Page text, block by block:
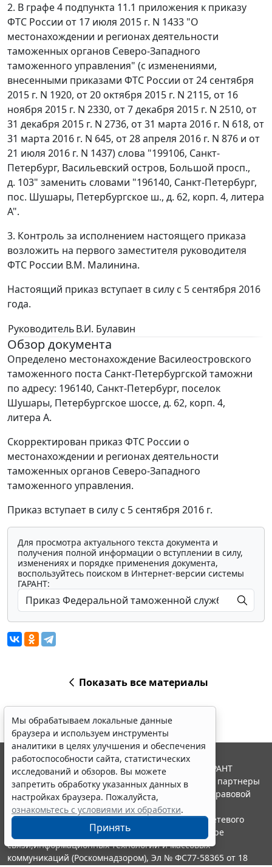
2. В графе 4 подпункта 11.1 приложения к приказу
ФТС России от 17 июля 2015 г. N 1433 "О
местонахождении и регионах деятельности
таможенных органов Северо-Западного
таможенного управления" (с изменениями,
внесенными приказами ФТС России от 24 сентября
2015 г. N 1920, от 20 октября 2015 г. N 2115, от 16
ноября 2015 г. N 2330, от 7 декабря 2015 г. N 2510, от
31 декабря 2015 г. N 2736, от 31 марта 2016 г. N 618, от
31 марта 2016 г. N 645, от 28 апреля 2016 г. N 876 и от
21 июля 2016 г. N 1437) слова "199106, Санкт-
Петербург, Васильевский остров, Большой просп.,
д. 103" заменить словами "196140, Санкт-Петербург,
пос. Шушары, Петербургское ш., д. 62, корп. 4, литера
А".
3. Контроль за исполнением настоящего приказа
возложить на первого заместителя руководителя
ФТС России В.М. Малинина.
Настоящий приказ вступает в силу с 5 сентября 2016
года.
РуководительВ.И. Булавин
Обзор документа
Определено местонахождение Василеостровского
таможенного поста Санкт-Петербургской таможни
по адресу: 196140, Санкт-Петербург, поселок
Шушары, Петербургское шоссе, д. 62, корп. 4,
литера А.
Скорректирован приказ ФТС России о
местонахождении и регионах деятельности
таможенных органов Северо-Западного
таможенного управления.
Приказ вступает в силу с 5 сентября 2016 г.
Для просмотра актуального текста документа и
получения полной информации о вступлении в силу,
изменениях и порядке применения документа,
воспользуйтесь поиском в Интернет-версии системы
ГАРАНТ:
Показать все материалы
Мы обрабатываем локальные данные
браузера и используем инструменты
аналитики в целях улучшения и обеспечения
работоспособности сайта, статистических
исследований и обзоров. Вы можете
запретить обработку указанных данных в
настройках браузера. Пожалуйста,
ознакомьтесь с условиями их обработки.
Принять
© ООО "НПП "ГАРАНТ-СЕРВИС", 2026. Система ГАРАНТ
выпускается с 1990 года. Компания "Гарант" и ее партнеры
являются участниками Российской ассоциации правовой
информации ГАРАНТ.
Портал ГАРАНТ.РУ зарегистрирован в качестве сетевого
издания Федеральной службой по надзору в сфере
связи,информационных технологий и массовых
коммуникаций (Роскомнадзором), Эл № ФС77-58365 от 18